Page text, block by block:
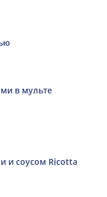
в мульте
и соусом Ricotta